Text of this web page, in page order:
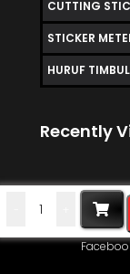
CUTTING
STICKER
HURUF TIMBUL
Recently